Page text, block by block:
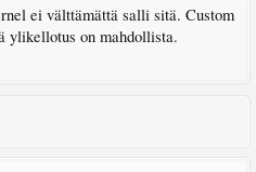
ei välttämättä salli sitä. Custom
ylikellotus on mahdollista.